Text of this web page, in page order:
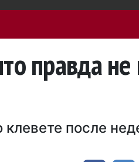
правда не
после